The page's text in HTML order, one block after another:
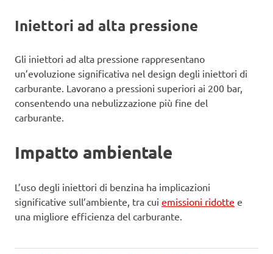
Iniettori ad alta pressione
Gli iniettori ad alta pressione rappresentano
un’evoluzione significativa nel design degli iniettori di
carburante. Lavorano a pressioni superiori ai 200 bar,
consentendo una nebulizzazione più fine del
carburante.
Impatto ambientale
L’uso degli iniettori di benzina ha implicazioni
significative sull’ambiente, tra cui emissioni ridotte e
una migliore efficienza del carburante.